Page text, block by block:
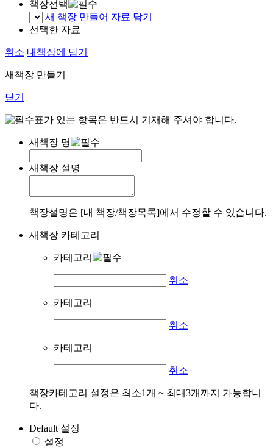
책장선택
새 책장 만들어 자료 담기
선택한 자료
취소 내책장에 담기
새책장 만들기
닫기
표가 있는 항목은 반드시 기재해 주셔야 합니다.
새책장 명
새책장 설명
책장설명은 [내 책장/책장목록]에서 수정할 수 있습니다.
새책장 카테고리
카테고리
취소
카테고리
취소
카테고리
취소
책장카테고리 설정은 최소1개 ~ 최대3개까지 가능합니
다.
Default 설정
설정